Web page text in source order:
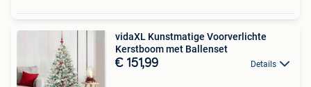
vidaXL Kunstmatige Voorverlichte
Kerstboom met Ballenset
€ 151,99 Details